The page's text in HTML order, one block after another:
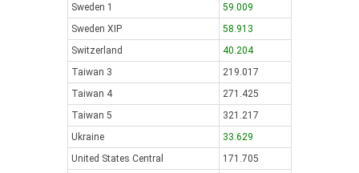
Sweden 1
59.009
Sweden XIP
58.913
Switzerland
40.204
Taiwan 3
219.017
Taiwan 4
271.425
Taiwan 5
321.217
Ukraine
33.629
United States Central
171.705